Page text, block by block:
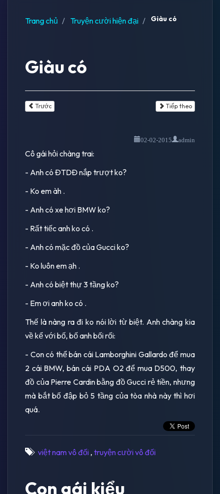
Trang chủ Truyện cười hiện đại Giàu có
Giàu có
Trước Tiếp theo
02-02-2015 admin
Cô gái hỏi chàng trai:
- Anh có ĐTDĐ nắp trượt ko?
- Ko em àh .
- Anh có xe hơi BMW ko?
- Rất tiếc anh ko có .
- Anh có mặc đồ của Gucci ko?
- Ko luôn em ạh .
- Anh có biệt thự 3 tầng ko?
- Em ơi anh ko có .
Thế là nàng ra đi ko nói lời từ biệt. Anh chàng kia
về kể với bố, bố anh bối rối:
- Con có thể bán cái Lamborghini Gallardo để mua
2 cái BMW, bán cái PDA O2 để mua D500, thay
đồ của Pierre Cardin bằng đồ Gucci rẻ tiền, nhưng
mà bắt bố đập bỏ 5 tầng của tòa nhà này thì hơi
quá.
việt nam vô đối , truyện cười vô đối
Con gái kiểu